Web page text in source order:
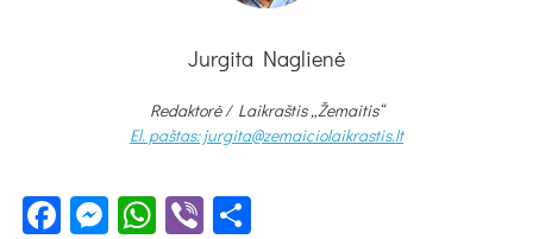
Jurgita Naglienė
Redaktorė / Laikraštis „Žemaitis“
El. paštas: jurgita@zemaiciolaikrastis.lt
Facebook
Messenger
WhatsApp
Viber